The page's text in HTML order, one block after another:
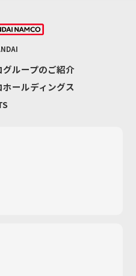
ループのご紹介
ールディングス